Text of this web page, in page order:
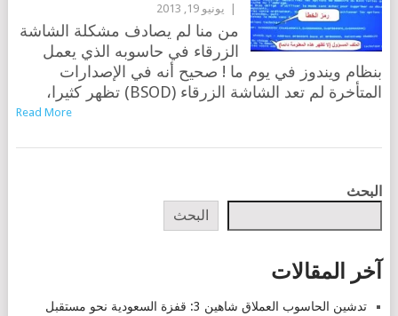
يونيو 19, 2013
من منا لم يصادف مشكلة الشاشة
الزرقاء في حاسوبه الذي يعمل
بنظام ويندوز في يوم ما ! صحيح أنه في الإصدارات
المتأخرة لم تعد الشاشة الزرقاء (BSOD) تظهر كثيرا،
Read More
POSTS
البحث
البحث
آخر المقالات
تدشين الحاسوب العملاق شاهين 3: قفزة السعودية نحو مستقبل